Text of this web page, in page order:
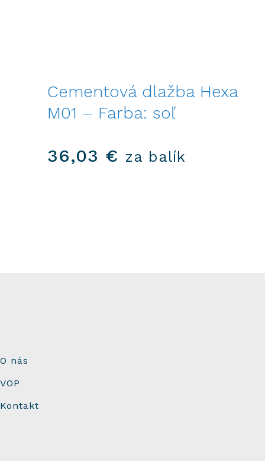
Cementová dlažba Hexa
M01 – Farba: soľ
36,03 € za balík
O nás
VOP
Kontakt